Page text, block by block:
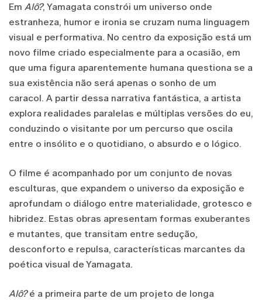
Em Alô?, Yamagata constrói um universo onde
estranheza, humor e ironia se cruzam numa linguagem
visual e performativa. No centro da exposição está um
novo filme criado especialmente para a ocasião, em
que uma figura aparentemente humana questiona se a
sua existência não será apenas o sonho de um
caracol. A partir dessa narrativa fantástica, a artista
explora realidades paralelas e múltiplas versões do eu,
conduzindo o visitante por um percurso que oscila
entre o insólito e o quotidiano, o absurdo e o lógico.
O filme é acompanhado por um conjunto de novas
esculturas, que expandem o universo da exposição e
aprofundam o diálogo entre materialidade, grotesco e
hibridez. Estas obras apresentam formas exuberantes
e mutantes, que transitam entre sedução,
desconforto e repulsa, características marcantes da
poética visual de Yamagata.
Alô?é a primeira parte de um projeto de longa